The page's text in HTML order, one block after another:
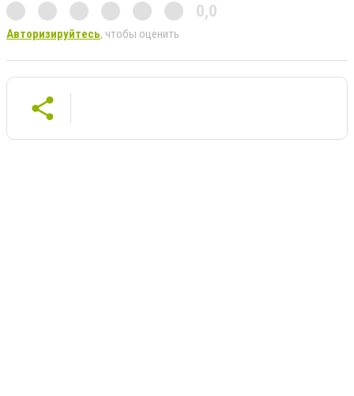
0,0
Авторизируйтесь, чтобы оценить